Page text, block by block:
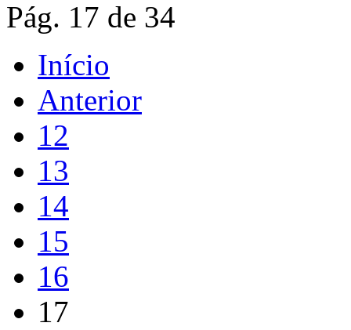
Pág. 17 de 34
Início
Anterior
12
13
14
15
16
17